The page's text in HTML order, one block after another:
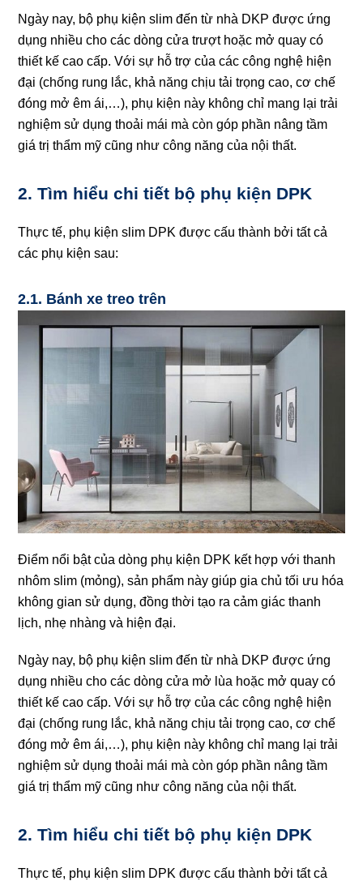
Ngày nay, bộ phụ kiện slim đến từ nhà DKP được ứng
dụng nhiều cho các dòng cửa trượt hoặc mở quay có
thiết kế cao cấp. Với sự hỗ trợ của các công nghệ hiện
đại (chống rung lắc, khả năng chịu tải trọng cao, cơ chế
đóng mở êm ái,…), phụ kiện này không chỉ mang lại trải
nghiệm sử dụng thoải mái mà còn góp phần nâng tầm
giá trị thẩm mỹ cũng như công năng của nội thất.
2. Tìm hiểu chi tiết bộ phụ kiện DPK
Thực tế, phụ kiện slim DPK được cấu thành bởi tất cả
các phụ kiện sau:
2.1. Bánh xe treo trên
Điểm nổi bật của dòng phụ kiện DPK kết hợp với thanh
nhôm slim (mỏng), sản phẩm này giúp gia chủ tối ưu hóa
không gian sử dụng, đồng thời tạo ra cảm giác thanh
lịch, nhẹ nhàng và hiện đại.
Ngày nay, bộ phụ kiện slim đến từ nhà DKP được ứng
dụng nhiều cho các dòng cửa mở lùa hoặc mở quay có
thiết kế cao cấp. Với sự hỗ trợ của các công nghệ hiện
đại (chống rung lắc, khả năng chịu tải trọng cao, cơ chế
đóng mở êm ái,…), phụ kiện này không chỉ mang lại trải
nghiệm sử dụng thoải mái mà còn góp phần nâng tầm
giá trị thẩm mỹ cũng như công năng của nội thất.
2. Tìm hiểu chi tiết bộ phụ kiện DPK
Thực tế, phụ kiện slim DPK được cấu thành bởi tất cả